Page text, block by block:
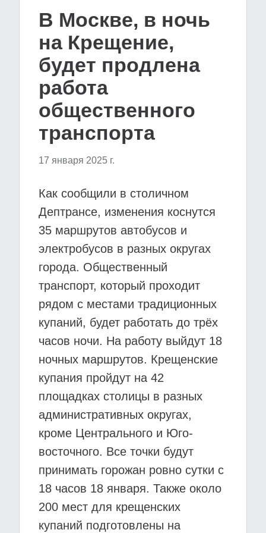
В Москве, в ночь
на Крещение,
будет продлена
работа
общественного
транспорта
17 января 2025 г.
Как сообщили в столичном
Дептрансе, изменения коснутся
35 маршрутов автобусов и
электробусов в разных округах
города. Общественный
транспорт, который проходит
рядом с местами традиционных
купаний, будет работать до трёх
часов ночи. На работу выйдут 18
ночных маршрутов. Крещенские
купания пройдут на 42
площадках столицы в разных
административных округах,
кроме Центрального и Юго-
восточного. Все точки будут
принимать горожан ровно сутки с
18 часов 18 января. Также около
200 мест для крещенских
купаний подготовлены на